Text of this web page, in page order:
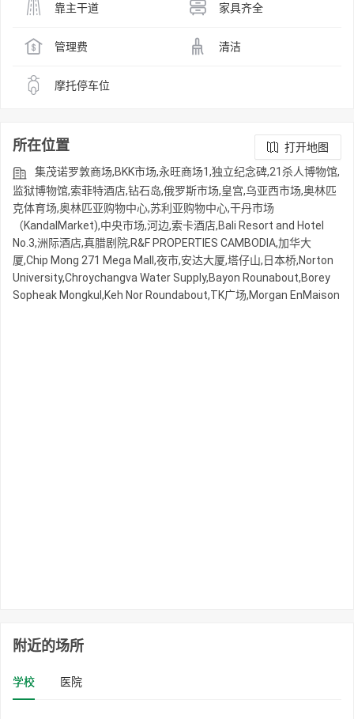
靠主干道 家具齐全
管理费 清洁
摩托停车位
所在位置
打开地图
集茂诺罗敦商场,BKK市场,永旺商场1,独立纪念碑,21杀人博物馆,
监狱博物馆,索菲特酒店,钻石岛,俄罗斯市场,皇宫,乌亚西市场,奥林匹
克体育场,奥林匹亚购物中心,苏利亚购物中心,干丹市场
（KandalMarket),中央市场,河边,索卡酒店,Bali Resort and Hotel
No.3,洲际酒店,真腊剧院,R&F PROPERTIES CAMBODIA,加华大
厦,Chip Mong 271 Mega Mall,夜市,安达大厦,塔仔山,日本桥,Norton
University,Chroychangva Water Supply,Bayon Rounabout,Borey
Sopheak Mongkul,Keh Nor Roundabout,TK广场,Morgan EnMaison
附近的场所
学校 医院